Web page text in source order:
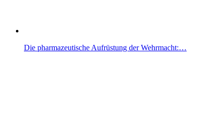
Die pharmazeutische Aufrüstung der Wehrmacht:…